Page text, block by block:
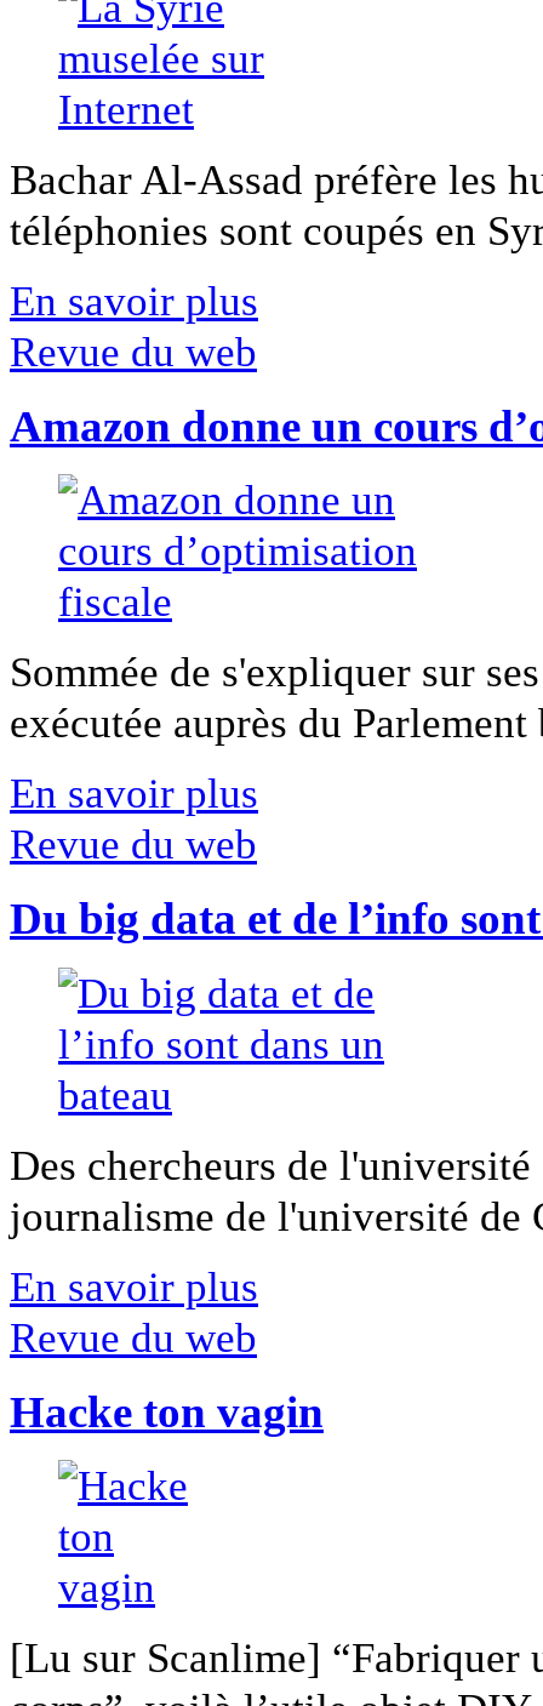
Bachar Al-Assad préfère les
téléphonies sont coupés en
En savoir plus
Revue du web
Amazon donne un cours
Sommée de s'expliquer sur
exécutée auprès du
En savoir plus
Revue du web
Du big data et de l’info
Des chercheurs de
journalisme de l'université
En savoir plus
Revue du web
Hacke ton vagin
[Lu sur Scanlime] “Fabriquer